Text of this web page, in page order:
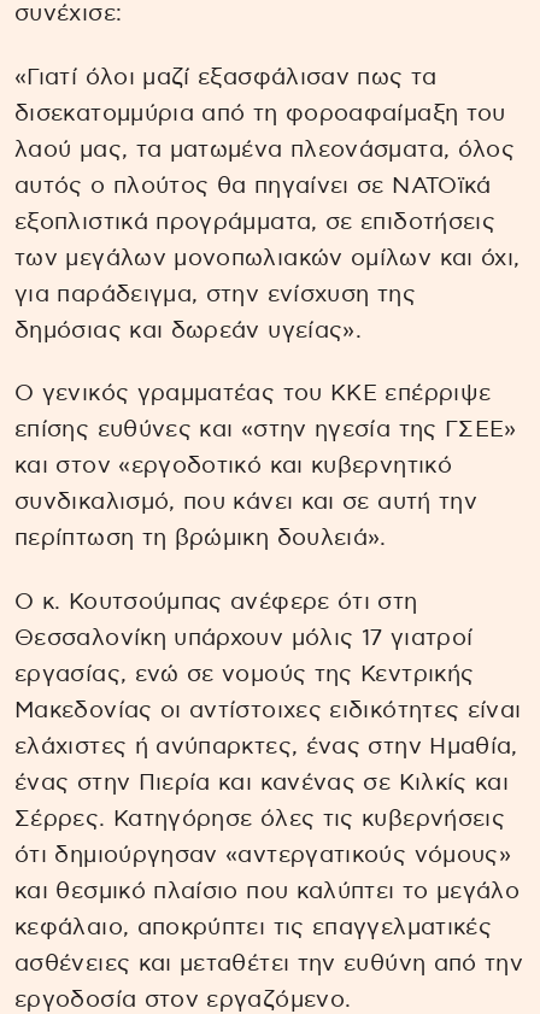
συνέχισε:
«Γιατί όλοι μαζί εξασφάλισαν πως τα
δισεκατομμύρια από τη φοροαφαίμαξη του
λαού μας, τα ματωμένα πλεονάσματα, όλος
αυτός ο πλούτος θα πηγαίνει σε ΝΑΤΟϊκά
εξοπλιστικά προγράμματα, σε επιδοτήσεις
των μεγάλων μονοπωλιακών ομίλων και όχι,
για παράδειγμα, στην ενίσχυση της
δημόσιας και δωρεάν υγείας».
Ο γενικός γραμματέας του ΚΚΕ επέρριψε
επίσης ευθύνες και «στην ηγεσία της ΓΣΕΕ»
και στον «εργοδοτικό και κυβερνητικό
συνδικαλισμό, που κάνει και σε αυτή την
περίπτωση τη βρώμικη δουλειά».
Ο κ. Κουτσούμπας ανέφερε ότι στη
Θεσσαλονίκη υπάρχουν μόλις 17 γιατροί
εργασίας, ενώ σε νομούς της Κεντρικής
Μακεδονίας οι αντίστοιχες ειδικότητες είναι
ελάχιστες ή ανύπαρκτες, ένας στην Ημαθία,
ένας στην Πιερία και κανένας σε Κιλκίς και
Σέρρες. Κατηγόρησε όλες τις κυβερνήσεις
ότι δημιούργησαν «αντεργατικούς νόμους»
και θεσμικό πλαίσιο που καλύπτει το μεγάλο
κεφάλαιο, αποκρύπτει τις επαγγελματικές
ασθένειες και μεταθέτει την ευθύνη από την
εργοδοσία στον εργαζόμενο.